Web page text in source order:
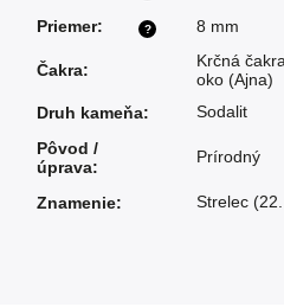
?
Priemer: 8 mm
Čakra: Krčná
oko (Ajna)
Druh kameňa:
Sodalit
Pôvod /
úprava:
Prírodný
Znamenie: Strelec